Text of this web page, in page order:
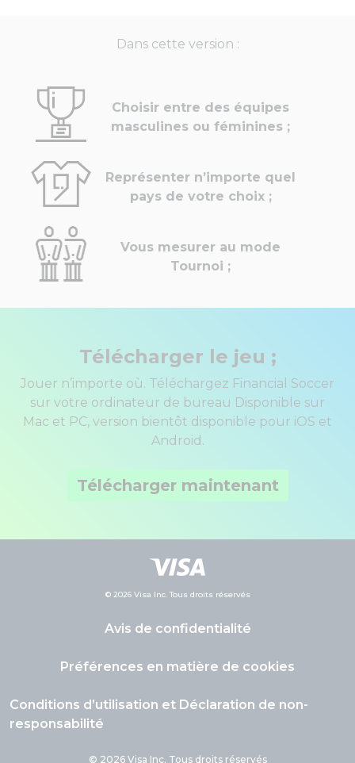
Dans cette version :
Choisir entre des équipes
masculines ou féminines ;
Représenter n’importe quel
pays de votre choix ;
Vous mesurer au mode
Tournoi ;
Télécharger le jeu ;
Jouer n’importe où. Téléchargez Financial Soccer
sur votre ordinateur de bureau Disponible sur
Mac et PC, version bientôt disponible pour iOS et
Android.
Télécharger maintenant
© 2026 Visa Inc. Tous droits réservés
Avis de confidentialité
Préférences en matière de cookies
Conditions d’utilisation et Déclaration de non-
responsabilité
© 2026 Visa Inc. Tous droits réservés